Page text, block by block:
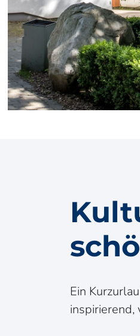
Ein
inspirierend,